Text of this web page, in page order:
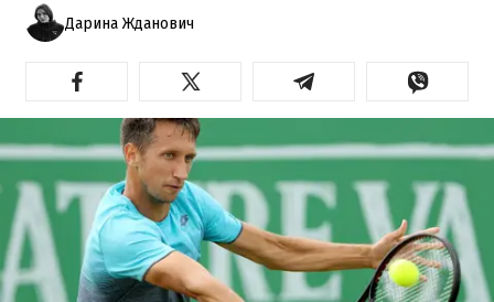
Дарина Жданович